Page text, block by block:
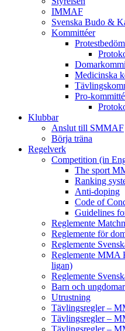
IMMAF
Svenska Budo &
Kommittéer
Medicinska
Pro-
Klubbar
Anslut till SMMAF
Börja träna
Regelverk
Competition (in
The sport
Ranking
Anti-doping
Code of
Guidelines
Reglemente
Reglemente för
Reglemente
Reglemente
ligan)
Reglemente
Barn och ungdomar
Utrustning
Tävlingsregler –
Tävlingsregler –
Tävlingsregler –